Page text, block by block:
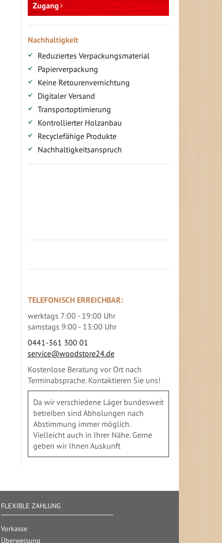
Zugang
Nachhaltigkeit
Reduziertes Verpackungsmaterial
Papierverpackung
Keine Retourenvernichtung
Digitaler Versand
Transportoptimierung
Kontrollierter Holzanbau
Recyclefähige Produkte
Nachhaltigkeitsanspruch
TELEFONISCH ERREICHBAR:
werktags 7:00 - 19:00 Uhr
samstags 9:00 - 13:00 Uhr
0441-361 300 01
service@woodstore24.de
Kostenlose Beratung vor Ort nach
Terminabsprache. Kontaktieren Sie uns!
Da wir verschiedene Läger bundesweit
betreiben sind Abholungen nach
Abstimmung immer möglich.
Vielleicht auch in Ihrer Nähe. Gerne
geben wir Ihnen Auskunft
FLEXIBLE ZAHLUNG
Vorkasse
Überweisung